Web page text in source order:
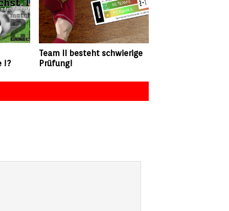
!?
Team II besteht schwierige
Prüfung!